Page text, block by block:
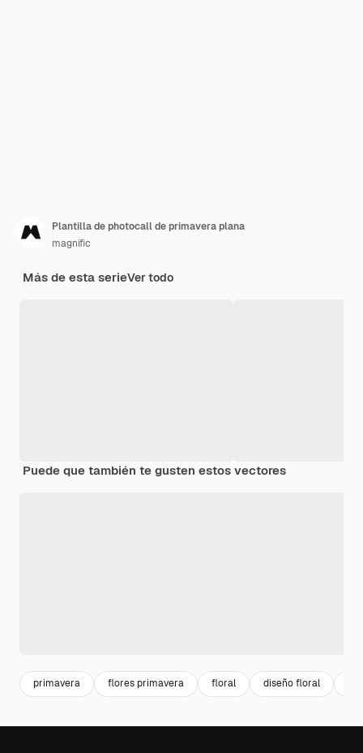
Plantilla de photocall de primavera plana
magnific
Más de esta serieVer todo
Puede que también te gusten estos vectores
primavera flores primavera floral diseño floral